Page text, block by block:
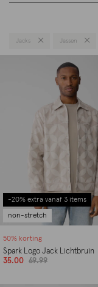
Jacks Jassen
-20% extra vanaf 3 items
non-stretch
50% korting
Spark Logo Jack Lichtbruin
35.00
69.99